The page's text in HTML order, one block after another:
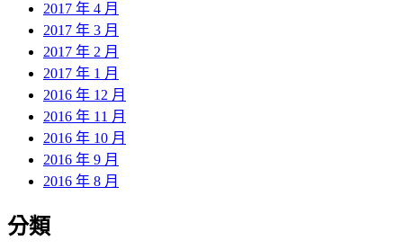
2017 年 4 月
2017 年 3 月
2017 年 2 月
2017 年 1 月
2016 年 12 月
2016 年 11 月
2016 年 10 月
2016 年 9 月
2016 年 8 月
分類